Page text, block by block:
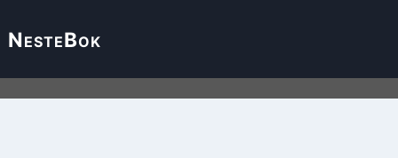
NesteBok